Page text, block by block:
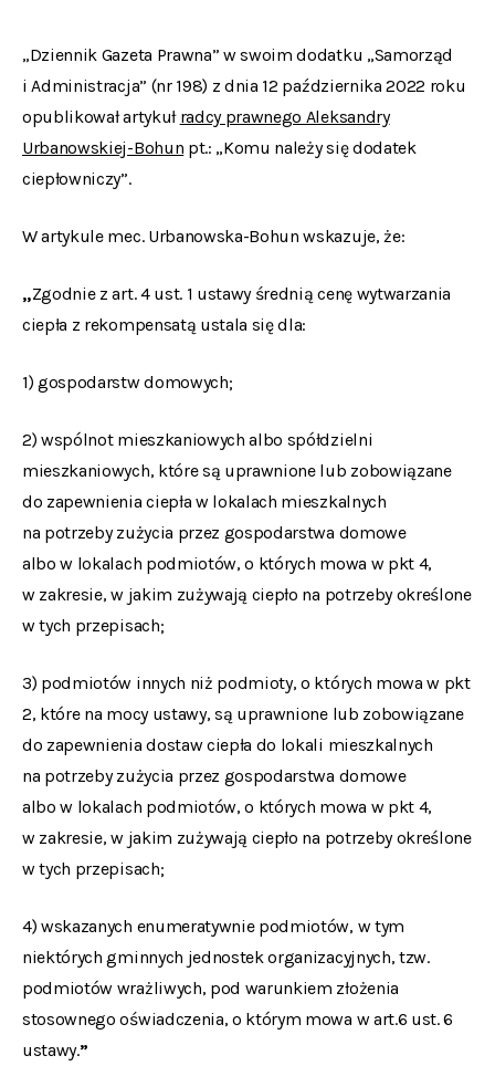
„Dziennik Gazeta Prawna” w swoim dodatku „Samorząd
i Administracja” (nr 198) z dnia 12 października 2022 roku
opublikował artykuł radcy prawnego Aleksandry
Urbanowskiej-Bohun pt.: „Komu należy się dodatek
ciepłowniczy”.
W artykule mec. Urbanowska-Bohun wskazuje, że:
„Zgodnie z art. 4 ust. 1 ustawy średnią cenę wytwarzania
ciepła z rekompensatą ustala się dla:
1) gospodarstw domowych;
2) wspólnot mieszkaniowych albo spółdzielni
mieszkaniowych, które są uprawnione lub zobowiązane
do zapewnienia ciepła w lokalach mieszkalnych
na potrzeby zużycia przez gospodarstwa domowe
albo w lokalach podmiotów, o których mowa w pkt 4,
w zakresie, w jakim zużywają ciepło na potrzeby określone
w tych przepisach;
3) podmiotów innych niż podmioty, o których mowa w pkt
2, które na mocy ustawy, są uprawnione lub zobowiązane
do zapewnienia dostaw ciepła do lokali mieszkalnych
na potrzeby zużycia przez gospodarstwa domowe
albo w lokalach podmiotów, o których mowa w pkt 4,
w zakresie, w jakim zużywają ciepło na potrzeby określone
w tych przepisach;
4) wskazanych enumeratywnie podmiotów, w tym
niektórych gminnych jednostek organizacyjnych, tzw.
podmiotów wrażliwych, pod warunkiem złożenia
stosownego oświadczenia, o którym mowa w art.6 ust. 6
ustawy.”